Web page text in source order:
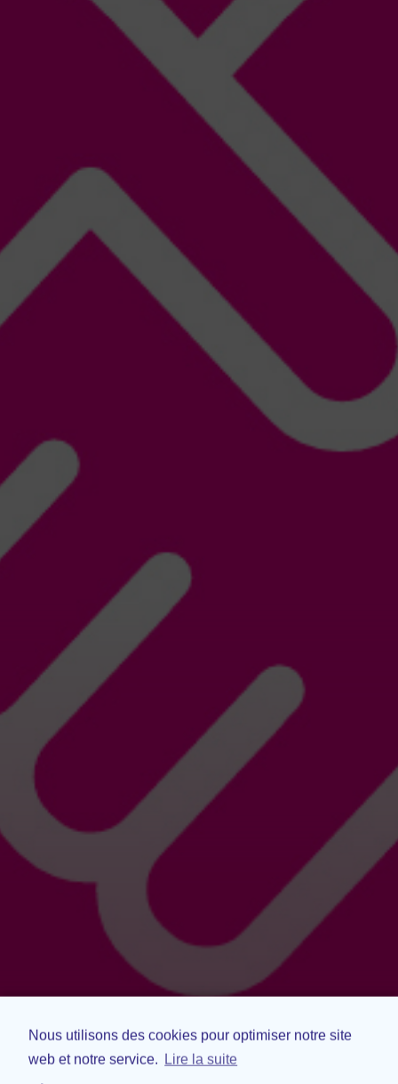
Nous utilisons des cookies pour optimiser notre site
web et notre service.
Lire la suite